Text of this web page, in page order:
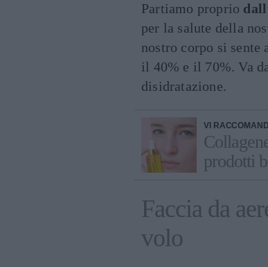
Partiamo proprio
per la salute della
nostro corpo si
il 40% e il 70%. Va
disidratazione.
VI
prodotti
Faccia da
volo